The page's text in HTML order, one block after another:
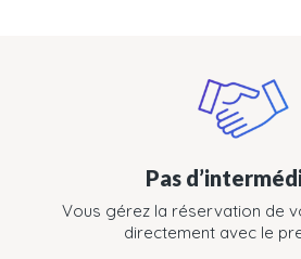
Pas
Vous gérez la réservation de
directement avec le